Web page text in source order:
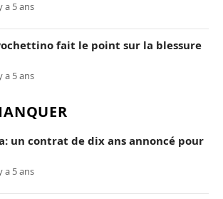
a 5 ans
fait le point sur la blessure
a 5 ans
un contrat de dix ans annoncé pour
a 5 ans